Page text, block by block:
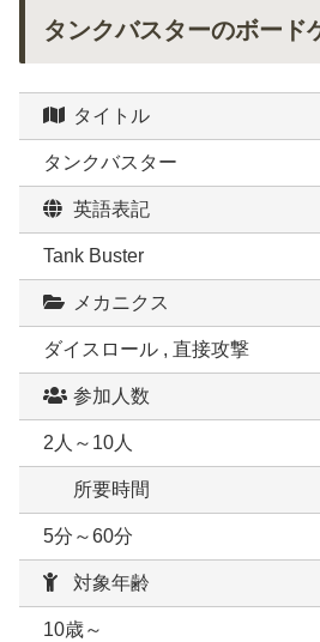
タンクバスターのボード
タイトル
タンクバスター
英語表記
Tank Buster
メカニクス
ダイスロール , 直接攻撃
参加人数
2人～10人
所要時間
5分～60分
対象年齢
10歳～